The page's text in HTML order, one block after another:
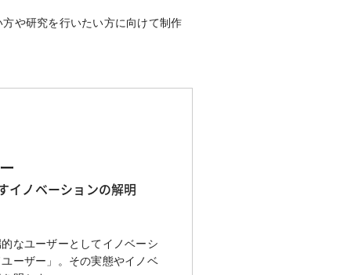
や研究を行いたい方に向けて制作
イノベーションの解明
なユーザーとしてイノベーシ
ーザー」。その実態やイノベ